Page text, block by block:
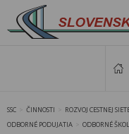
SSC ČINNOSTI ROZVOJ CESTNEJ
ODBORNÉ PODUJATIA
ODBORNÉ